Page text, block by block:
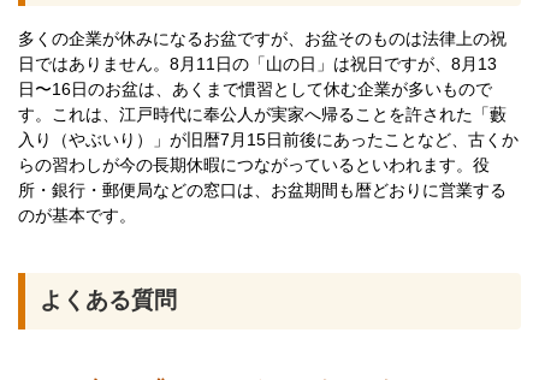
多くの企業が休みになるお盆ですが、お盆そのものは法律上の祝
日ではありません。8月11日の「山の日」は祝日ですが、8月13
日〜16日のお盆は、あくまで慣習として休む企業が多いもので
す。これは、江戸時代に奉公人が実家へ帰ることを許された「藪
入り（やぶいり）」が旧暦7月15日前後にあったことなど、古くか
らの習わしが今の長期休暇につながっているといわれます。役
所・銀行・郵便局などの窓口は、お盆期間も暦どおりに営業する
のが基本です。
よくある質問